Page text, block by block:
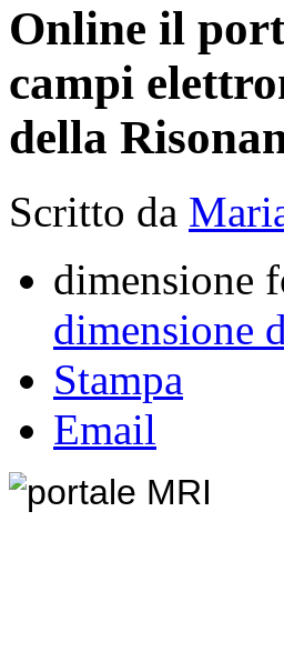
Online il
campi
della
Scritto da
dimensione
dimensione
Stampa
Email